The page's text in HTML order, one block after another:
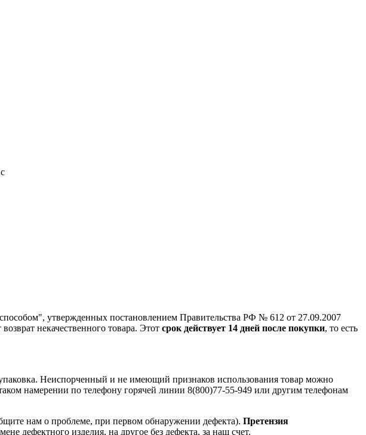
утвержденных постановлением Правительства РФ № 612 от 27.09.2007
некачественного товара. Этот срок действует 14 дней после покупки, то есть
Неиспорченный и не имеющий признаков использования товар можно
намерении по телефону горячей линии 8(800)77-55-949 или другим телефонам
нам о проблеме, при первом обнаружении дефекта). Претензия
дефектного изделия, на другое без дефекта, за наш счет.